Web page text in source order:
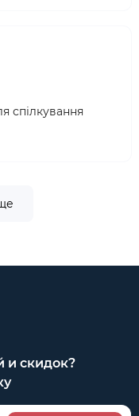
спілкування
и скидок?